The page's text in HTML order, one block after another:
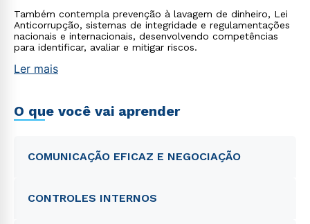
Também contempla prevenção à lavagem de dinheiro, Lei
Anticorrupção, sistemas de integridade e regulamentações
nacionais e internacionais, desenvolvendo competências
para identificar, avaliar e mitigar riscos.
Ler mais
O que você vai aprender
COMUNICAÇÃO EFICAZ E NEGOCIAÇÃO
CONTROLES INTERNOS